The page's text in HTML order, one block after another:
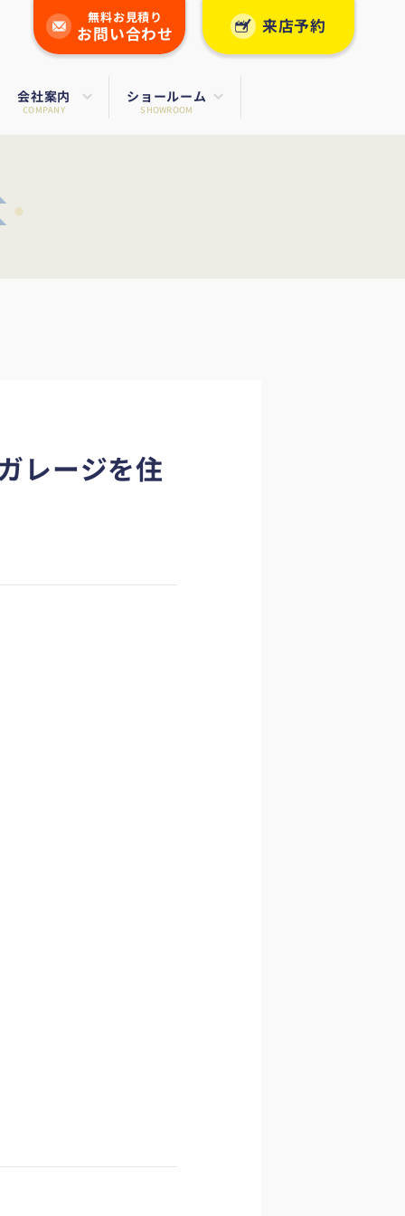
無料お見積り
お問い合わせ 来店予約
会社案内
COMPANY
ショールーム
SHOWROOM
レージを住